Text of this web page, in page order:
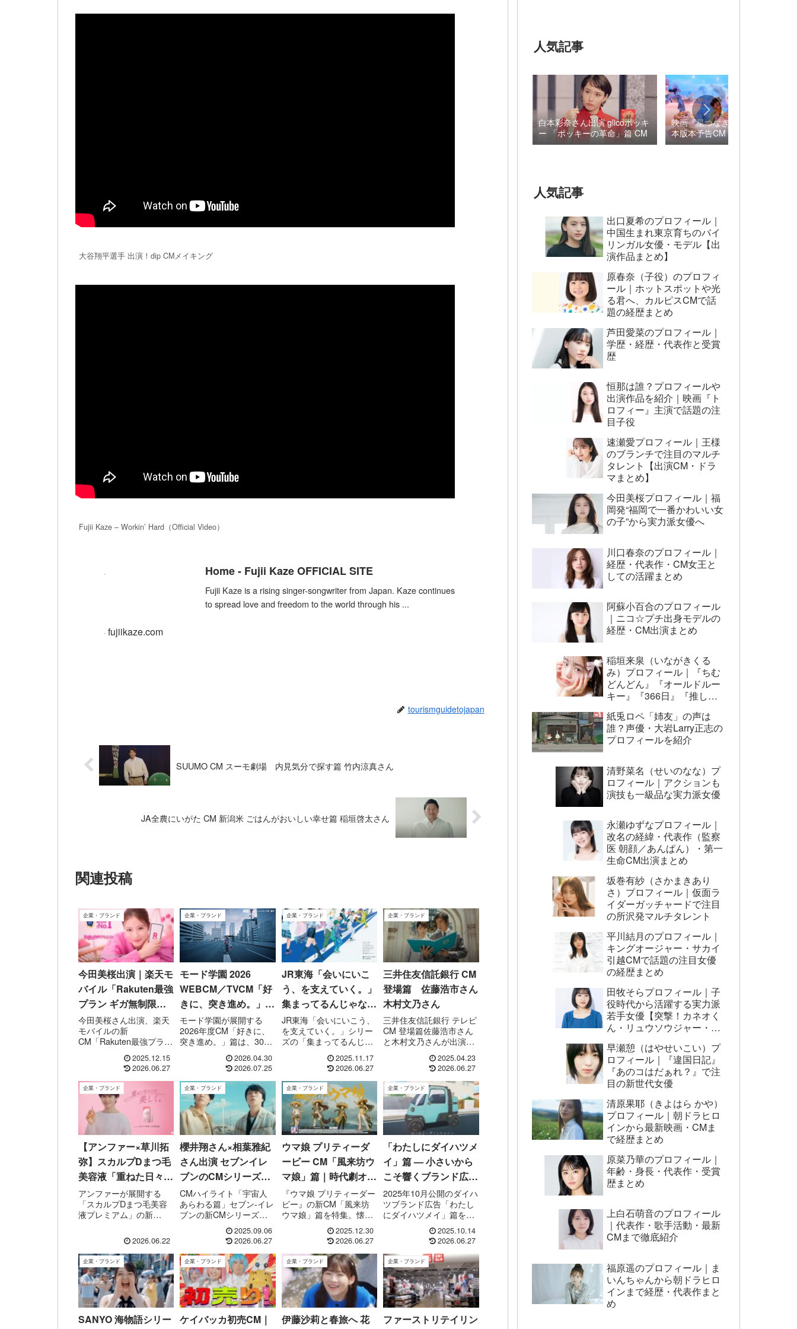
大谷翔平選手 出演！dip CMメイキング
Fujii Kaze – Workin’ Hard（Official Video）
Home - Fujii Kaze OFFICIAL SITE
Fujii Kaze is a rising singer-songwriter from Japan. Kaze continues
to spread love and freedom to the world through his ...
fujiikaze.com
tourismguidetojapan
SUUMO CM スーモ劇場 内見気分で探す篇 竹内涼真さん
JA全農にいがた CM 新潟米 ごはんがおいしい幸せ篇 稲垣啓太さん
関連投稿
企業・ブランド
今田美桜出演｜楽天モ
バイル「Rakuten最強
プラン ギガ無制限」
篇CM
今田美桜さん出演、楽天
モバイルの新
CM「Rakuten最強プラン
ギガ無制限」篇を解説。
2025年2月15日より公開
（TVは3月予定）。動
画・SNS・テザリング
で“ギガ無制限”の魅力を
紹介。
2025.12.15
2026.06.27
企業・ブランド
モード学園 2026
WEBCM／TVCM「好
きに、突き進め。」篇
｜Sihan Ye出演 楽
曲:LAUSBUB
モード学園が展開する
2026年度CM「好きに、
突き進め。」篇は、30秒
のWEBムービーと15秒
のTVCMで構成されたプ
ロモーション映像です。
WEBムービーでは、
Sihan Yeが演じる人物を
通して、自分の進むべき
道を模索しながら前へ進
む姿を...
2026.04.30
2026.07.25
企業・ブランド
JR東海「会いにいこ
う、を支えていく。」
集まってるんじゃな
い。篇｜想いが交差す
る企業CM
JR東海「会いにいこう、
を支えていく。」シリー
ズの「集まってるんじゃ
ない。」篇を紹介。移動
の背景にある“誰かに会い
に行く想い”を静かに描く
企業CMの魅力やメッセ
ージをまとめています。
2025.11.17
2026.06.27
企業・ブランド
三井住友信託銀行 CM
登場篇 佐藤浩市さん
木村文乃さん
三井住友信託銀行 テレビ
CM 登場篇佐藤浩市さん
と木村文乃さんが出演す
る三井住友信託銀行 の
CM 「一人ひとりの人生
ファイル」登場篇 など全
６バージョンが公式チャ
ンネルで公開になってい
ます。※2026年2月現在
「一緒にいこう」篇が放
映されて...
2025.04.23
2026.06.27
企業・ブランド
【アンファー×草川拓
弥】スカルプDまつ毛
美容液「重ねた日々だ
け、美しく」篇 CM紹
介
アンファーが展開する
「スカルプDまつ毛美容
液プレミアム」の新
け、美しく」篇が2026年
6月19日より公開されま
した。CMにはブランド
アンバサダーの草川拓弥
さんが出演し、「まつ毛
ケアの継続」をテーマ
に、日々の積み重ねの...
2026.06.22
企業・ブランド
櫻井翔さん×相葉雅紀
さん出演 セブンイレ
ブンのCMシリーズ
「宇宙人あらわる篇」
CMハイライト「宇宙人
あらわる篇」セブン-イレ
ブンの新CMシリーズ
「なにがあるかな、セブ
ン-イレブン。」より、
「宇宙人あらわる篇」と
「宇宙人もびっくり篇」
について、画像とともに
まとめました！放映開始
日：2025年9月3日
（水）、全国（一部地...
2025.09.06
2026.06.27
企業・ブランド
ウマ娘 プリティーダ
ービー CM「風来坊ウ
マ娘」篇｜時代劇オマ
ージュで駆ける自由な
ウマ娘たち
『ウマ娘 プリティーダー
ビー』の新CM「風来坊
ウマ娘」篇を特集。懐か
しの時代劇を彷彿とさせ
る演出で自由奔放に駆け
抜けるウマ娘たちの魅力
と、同時開催のゲーム内
イベント情報まで。
2025.12.30
2026.06.27
企業・ブランド
「わたしにダイハツメ
イ」篇 — 小さいから
こそ響くブランド広告
の世界
2025年10月公開のダイハ
ツブランド広告「わたし
にダイハツメイ」篇を解
剖。表現演出、登場車、
ブランド哲学、視聴者へ
の訴求力を読み解きま
す。
2025.10.14
2026.06.27
企業・ブランド
SANYO 海物語シリー
企業・ブランド
ケイバッカ初売CM｜
企業・ブランド
伊藤沙莉と春旅へ 花
企業・ブランド
ファーストリテイリン
人気記事
白本彩奈さん出演 glicoポッキ
ー 「ポッキーの革命」篇 CM
映画『星つなぎのエリオ』日
本版本予告CM 音楽 ロブ・
シモンセン /
人気記事
出口夏希のプロフィール｜
中国生まれ東京育ちのバイ
リンガル女優・モデル【出
演作品まとめ】
原春奈（子役）のプロフィ
ール｜ホットスポットや光
る君へ、カルピスCMで話
題の経歴まとめ
芦田愛菜のプロフィール｜
学歴・経歴・代表作と受賞
歴
恒那は誰？プロフィールや
出演作品を紹介｜映画『ト
ロフィー』主演で話題の注
目子役
速瀬愛プロフィール｜王様
のブランチで注目のマルチ
タレント【出演CM・ドラ
マまとめ】
今田美桜プロフィール｜福
岡発“福岡で一番かわいい女
の子”から実力派女優へ
川口春奈のプロフィール｜
経歴・代表作・CM女王と
しての活躍まとめ
阿蘇小百合のプロフィール
｜ニコ☆プチ出身モデルの
経歴・CM出演まとめ
稲垣来泉（いながきくる
み）プロフィール｜『ちむ
どんどん』『オールドルー
キー』『366日』『推しの
紙兎ロペ「姉友」の声は
誰？声優・大岩Larry正志の
プロフィールを紹介
清野菜名（せいのなな）プ
ロフィール｜アクションも
演技も一級品な実力派女優
永瀬ゆずなプロフィール｜
改名の経緯・代表作（監察
医 朝顔／あんぱん）・第一
生命CM出演まとめ
坂巻有紗（さかまきあり
さ）プロフィール｜仮面ラ
イダーガッチャードで注目
の所沢発マルチタレント
平川結月のプロフィール｜
キングオージャー・サカイ
引越CMで話題の注目女優
の経歴まとめ
田牧そらプロフィール｜子
役時代から活躍する実力派
若手女優【突撃！カネオく
ん・リュウソウジャー・映
早瀬憩（はやせいこい）プ
ロフィール｜『違国日記』
『あのコはだぁれ？』で注
目の新世代女優
清原果耶（きよはら かや）
プロフィール｜朝ドラヒロ
インから最新映画・CMま
で経歴まとめ
原菜乃華のプロフィール｜
年齢・身長・代表作・受賞
歴まとめ
上白石萌音のプロフィール
｜代表作・歌手活動・最新
CMまで徹底紹介
福原遥のプロフィール｜ま
いんちゃんから朝ドラヒロ
インまで経歴・代表作まと
め